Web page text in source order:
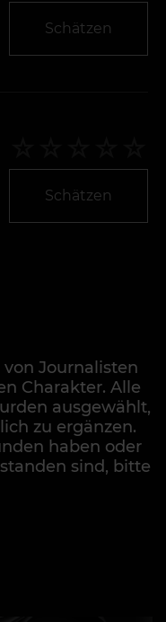
Schätzen
Schätzen
Journalisten
Charakter. Alle
ausgewählt,
zu ergänzen.
haben oder
sind, bitte